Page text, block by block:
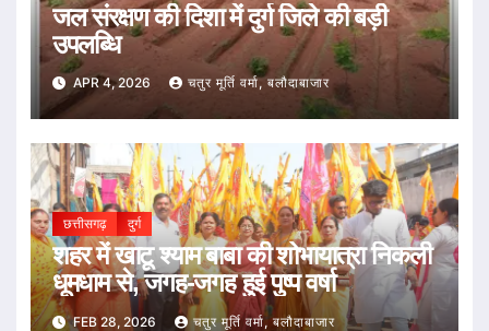
जल संरक्षण की दिशा में दुर्ग जिले की बड़ी
उपलब्धि
APR 4, 2026 चतुर मूर्ति वर्मा, बलौदाबाजार
छत्तीसगढ़ दुर्ग
शहर में खाटू श्याम बाबा की शोभायात्रा निकली
धूमधाम से, जगह-जगह हुई पुष्प वर्षा
FEB 28, 2026 चतुर मूर्ति वर्मा, बलौदाबाजार